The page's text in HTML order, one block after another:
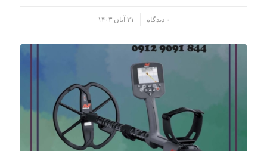
۰ دیدگاه ۲۱ آبان ۱۴۰۳